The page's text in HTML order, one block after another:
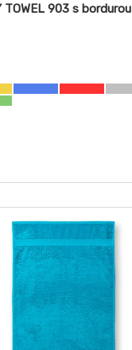
TOWEL 903 s bordurou